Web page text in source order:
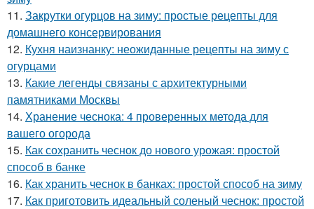
11. Закрутки огурцов на зиму: простые рецепты для
домашнего консервирования
12. Кухня наизнанку: неожиданные рецепты на зиму с
огурцами
13. Какие легенды связаны с архитектурными
памятниками Москвы
14. Хранение чеснока: 4 проверенных метода для
вашего огорода
15. Как сохранить чеснок до нового урожая: простой
способ в банке
16. Как хранить чеснок в банках: простой способ на зиму
17. Как приготовить идеальный соленый чеснок: простой